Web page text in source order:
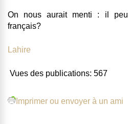
On nous aurait menti : il
français?
Lahire
Vues des publications: 567
Imprimer ou envoyer à un ami